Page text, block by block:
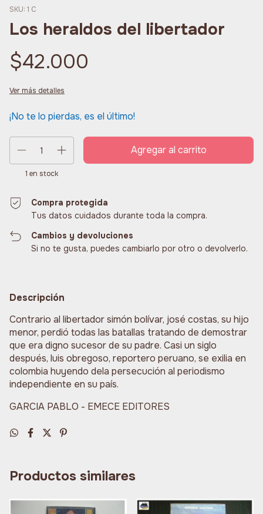
SKU: 1 C
Los heraldos del libertador
$42.000
Ver más detalles
¡No te lo pierdas, es el último!
1 en stock
Compra protegida
Tus datos cuidados durante toda la compra.
Cambios y devoluciones
Si no te gusta, puedes cambiarlo por otro o devolverlo.
Descripción
Contrario al libertador simón bolívar, josé costas, su hijo
menor, perdió todas las batallas tratando de demostrar
que era digno sucesor de su padre. Casi un siglo
después, luis obregoso, reportero peruano, se exilia en
colombia huyendo dela persecución al periodismo
independiente en su país.
GARCIA PABLO - EMECE EDITORES
Productos similares